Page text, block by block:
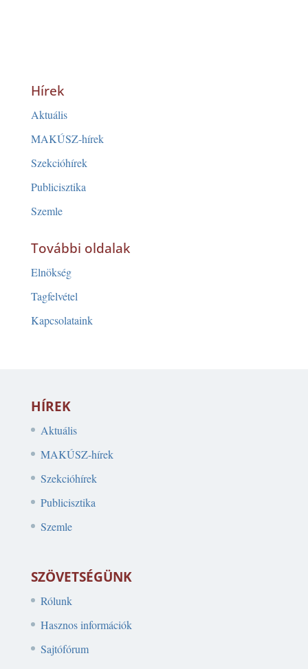
Hírek
Aktuális
MAKÚSZ-hírek
Szekcióhírek
Publicisztika
Szemle
További oldalak
Elnökség
Tagfelvétel
Kapcsolataink
HÍREK
Aktuális
MAKÚSZ-hírek
Szekcióhírek
Publicisztika
Szemle
SZÖVETSÉGÜNK
Rólunk
Hasznos információk
Sajtófórum